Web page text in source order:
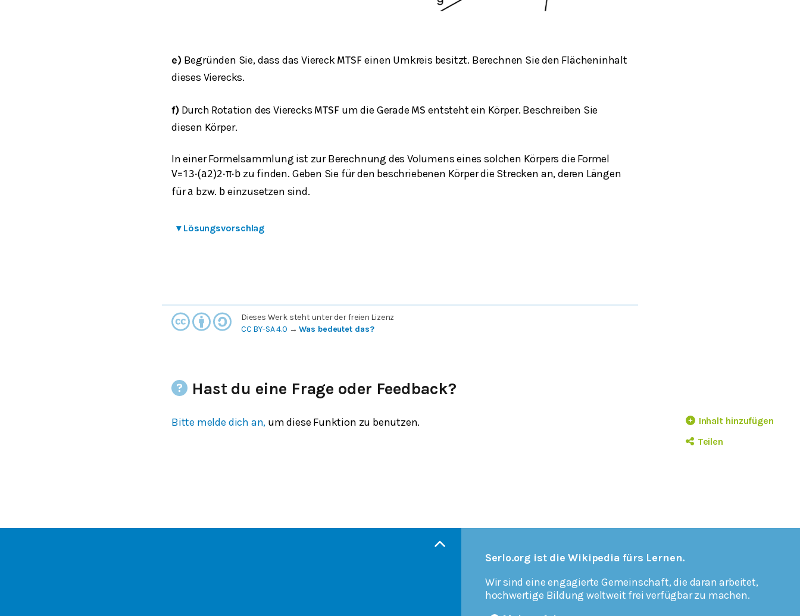
e)Begründen Sie, dass das Viereck MTS F einen Umkreis besitzt. Berechnen Sie den Flächeninhalt
dieses Vierecks.
f)Durch Rotation des Vierecks MTS F um die Gerade MS entsteht ein Körper. Beschreiben Sie
diesen Körper.
In einer Formelsammlung ist zur Berechnung des Volumens eines solchen Körpers die Formel
V=1 3⋅(a2)2⋅π⋅ b zu finden. Geben Sie für den beschriebenen Körper die Strecken an, deren Längen
füra bzw. b einzusetzen sind.
▾ Lösungsvorschlag
Dieses Werk steht unter der freien Lizenz
CC BY-SA 4.0 →Was bedeutet das?
Inhalt hinzufügen
Teilen
Hast du eine Frage oder Feedback?
Bitte melde dich an, um diese Funktion zu benutzen.
Serlo.org ist die Wikipedia fürs Lernen.
Wir sind eine engagierte Gemeinschaft, die daran arbeitet,
hochwertige Bildung weltweit frei verfügbar zu machen.